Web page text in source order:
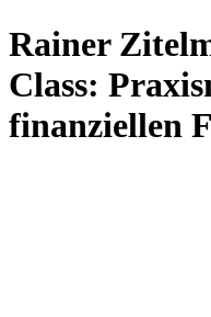
Rainer
Class:
finanziellen